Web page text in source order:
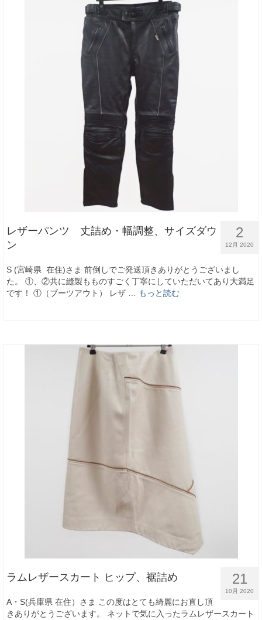
2
12月 2020
レザーパンツ 丈詰め・幅調整、サイズダウ
ン
S (宮崎県 在住)さま 前倒しでご発送頂きありがとうございまし
た。 ①、②共に縫製もものすごく丁寧にしていただいてあり大満足
です！ ①（ブーツアウト） レザ …
もっと読む
21
10月 2020
ラムレザースカート ヒップ、裾詰め
A・S(兵庫県 在住）さま この度はとても綺麗にお直し頂
きありがとうございます。 ネットで気に入ったラムレザースカート